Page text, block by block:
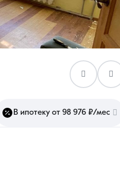
Контакты
В ипотеку от 98 976 ₽/мес